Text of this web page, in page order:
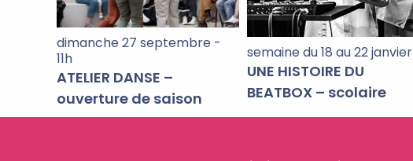
dimanche 27 septembre -
11h
ATELIER DANSE –
ouverture de saison
semaine du 18 au 22 janvier
UNE HISTOIRE DU
BEATBOX – scolaire